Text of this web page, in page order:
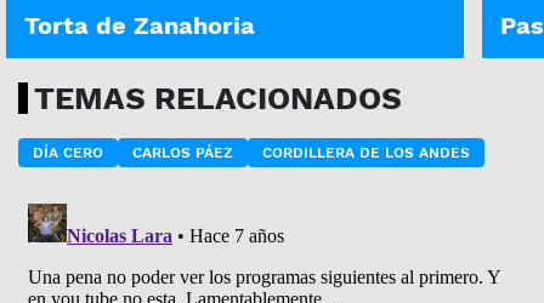
Torta de Zanahoria
TEMAS RELACIONADOS
DÍA CERO CARLOS PÁEZ CORDILLERA DE LOS ANDES